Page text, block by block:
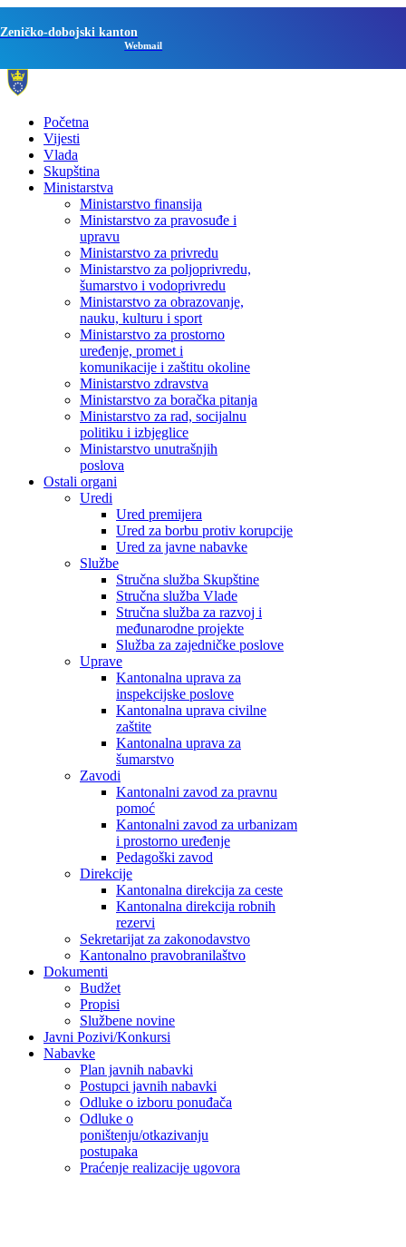
Zeničko-dobojski kanton
Webmail
Početna
Vijesti
Vlada
Skupština
Ministarstva
Ministarstvo finansija
Ministarstvo za pravosuđe i
upravu
Ministarstvo za privredu
Ministarstvo za poljoprivredu,
šumarstvo i vodoprivredu
Ministarstvo za obrazovanje,
nauku, kulturu i sport
Ministarstvo za prostorno
uređenje, promet i
komunikacije i zaštitu okoline
Ministarstvo zdravstva
Ministarstvo za boračka pitanja
Ministarstvo za rad, socijalnu
politiku i izbjeglice
Ministarstvo unutrašnjih
poslova
Ostali organi
Uredi
Ured premijera
Ured za borbu protiv korupcije
Ured za javne nabavke
Službe
Stručna služba Skupštine
Stručna služba Vlade
Stručna služba za razvoj i
međunarodne projekte
Služba za zajedničke poslove
Uprave
Kantonalna uprava za
inspekcijske poslove
Kantonalna uprava civilne
zaštite
Kantonalna uprava za
šumarstvo
Zavodi
Kantonalni zavod za pravnu
pomoć
Kantonalni zavod za urbanizam
i prostorno uređenje
Pedagoški zavod
Direkcije
Kantonalna direkcija za ceste
Kantonalna direkcija robnih
rezervi
Sekretarijat za zakonodavstvo
Kantonalno pravobranilaštvo
Dokumenti
Budžet
Propisi
Službene novine
Javni Pozivi/Konkursi
Nabavke
Plan javnih nabavki
Postupci javnih nabavki
Odluke o izboru ponuđača
Odluke o
poništenju/otkazivanju
postupaka
Praćenje realizacije ugovora